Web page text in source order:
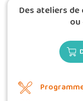
Des ateliers
ou